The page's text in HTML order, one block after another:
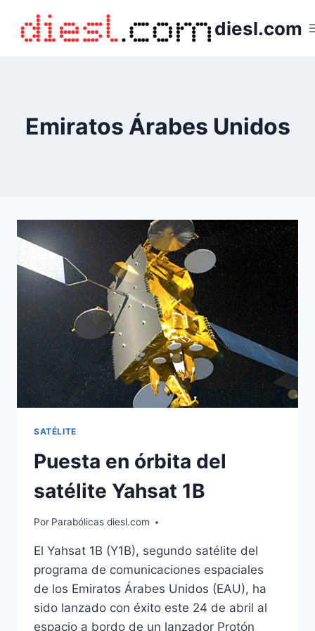
contenido
diesl.com
Emiratos Árabes Unidos
SATÉLITE
Puesta en órbita del
satélite Yahsat 1B
Por Parabólicas diesl.com
El Yahsat 1B (Y1B), segundo satélite del
programa de comunicaciones espaciales
de los Emiratos Árabes Unidos (EAU), ha
sido lanzado con éxito este 24 de abril al
espacio a bordo de un lanzador Protón